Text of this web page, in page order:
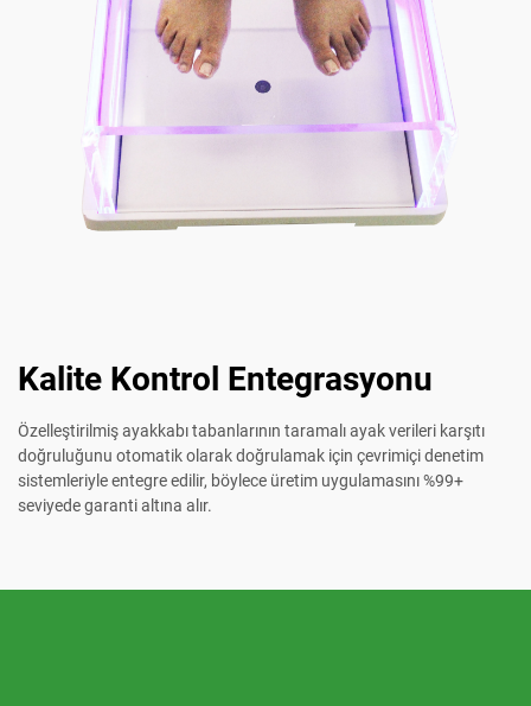
Kalite Kontrol Entegrasyonu
Özelleştirilmiş ayakkabı tabanlarının taramalı ayak verileri karşıtı
doğruluğunu otomatik olarak doğrulamak için çevrimiçi denetim
sistemleriyle entegre edilir, böylece üretim uygulamasını %99+
seviyede garanti altına alır.